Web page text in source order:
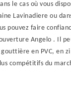
le cas où vous
Lavinadiere ou
pouvez faire
Angelo . Il
en PVC, en
compétitifs du